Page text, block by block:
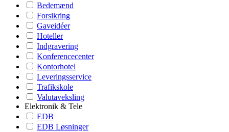
Bedemænd
Forsikring
Gaveidéer
Hoteller
Indgravering
Konferencecenter
Kontorhotel
Leveringsservice
Trafikskole
Valutaveksling
Elektronik & Tele
EDB
EDB Løsninger